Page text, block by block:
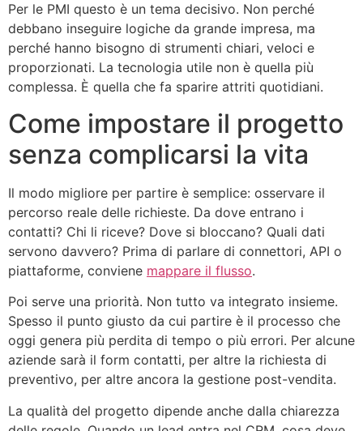
Per le PMI questo è un tema decisivo. Non perché
debbano inseguire logiche da grande impresa, ma
perché hanno bisogno di strumenti chiari, veloci e
proporzionati. La tecnologia utile non è quella più
complessa. È quella che fa sparire attriti quotidiani.
Come impostare il progetto
senza complicarsi la vita
Il modo migliore per partire è semplice: osservare il
percorso reale delle richieste. Da dove entrano i
contatti? Chi li riceve? Dove si bloccano? Quali dati
servono davvero? Prima di parlare di connettori, API o
piattaforme, conviene mappare il flusso.
Poi serve una priorità. Non tutto va integrato insieme.
Spesso il punto giusto da cui partire è il processo che
oggi genera più perdita di tempo o più errori. Per alcune
aziende sarà il form contatti, per altre la richiesta di
preventivo, per altre ancora la gestione post-vendita.
La qualità del progetto dipende anche dalla chiarezza